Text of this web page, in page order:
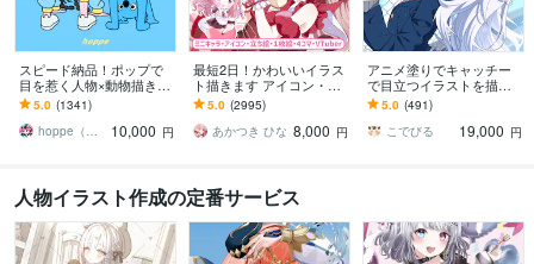
スピード納品！ポップで
目を惹く人物×動物描きま
す 挿絵・動画・グッズな
ど鮮やかな配色で個性を
出したい方へ
5.0 (1341)
hoppe（ほっぺ）
10,000 円
最短2日！かわいいイラス
ト描きます アイコン・ミ
ニキャラ・４コマ・立ち
絵をスピード納品しま
す！
5.0 (2995)
あかつき ひな 8,000 円
アニメ塗りでキャッチー
で目立つイラストを描き
ます 動画用、スチル、ア
イコン等、目を引くイラ
ストをご希望の方に！
5.0 (491)
こでびる
19,000 円
人物イラスト作成の定番サービス